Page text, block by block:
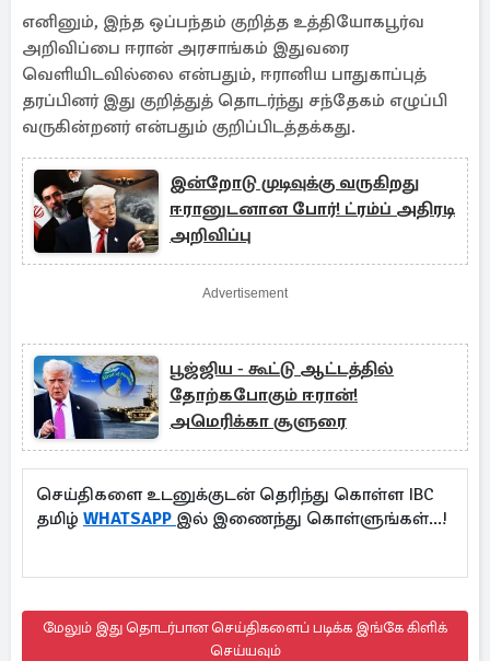
எனினும், இந்த ஒப்பந்தம் குறித்த உத்தியோகபூர்வ
அறிவிப்பை ஈரான் அரசாங்கம் இதுவரை
வெளியிடவில்லை என்பதும், ஈரானிய பாதுகாப்புத்
தரப்பினர் இது குறித்துத் தொடர்ந்து சந்தேகம் எழுப்பி
வருகின்றனர் என்பதும் குறிப்பிடத்தக்கது.
இன்றோடு முடிவுக்கு வருகிறது
ஈரானுடனான போர்! ட்ரம்ப் அதிரடி
அறிவிப்பு
Advertisement
பூஜ்ஜிய - கூட்டு ஆட்டத்தில்
தோற்கபோகும் ஈரான்!
அமெரிக்கா சூளுரை
செய்திகளை உடனுக்குடன் தெரிந்து கொள்ள IBC
தமிழ் WHATSAPP இல் இணைந்து கொள்ளுங்கள்...!
மேலும் இது தொடர்பான செய்திகளைப் படிக்க இங்கே கிளிக்
செய்யவும்